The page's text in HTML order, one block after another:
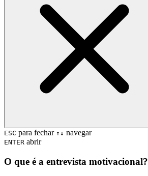
ESC para fechar ↑↓ navegar
ENTER abrir
O que é a entrevista motivacional?